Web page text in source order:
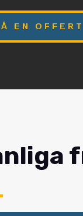
EN OFFERT